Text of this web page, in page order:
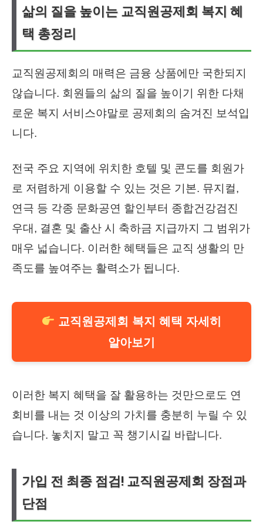
삶의 질을 높이는 교직원공제회 복지 혜
택 총정리
교직원공제회의 매력은 금융 상품에만 국한되지
않습니다. 회원들의 삶의 질을 높이기 위한 다채
로운 복지 서비스야말로 공제회의 숨겨진 보석입
니다.
전국 주요 지역에 위치한 호텔 및 콘도를 회원가
로 저렴하게 이용할 수 있는 것은 기본. 뮤지컬,
연극 등 각종 문화공연 할인부터 종합건강검진
우대, 결혼 및 출산 시 축하금 지급까지 그 범위가
매우 넓습니다. 이러한 혜택들은 교직 생활의 만
족도를 높여주는 활력소가 됩니다.
교직원공제회 복지 혜택 자세히
알아보기
이러한 복지 혜택을 잘 활용하는 것만으로도 연
회비를 내는 것 이상의 가치를 충분히 누릴 수 있
습니다. 놓치지 말고 꼭 챙기시길 바랍니다.
가입 전 최종 점검! 교직원공제회 장점과
단점